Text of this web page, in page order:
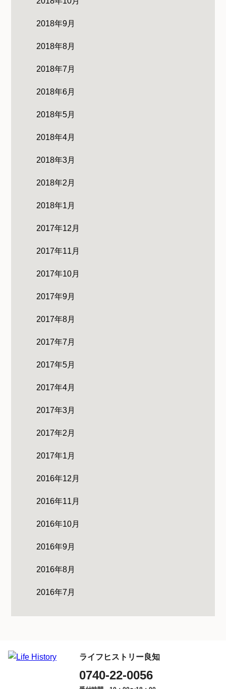
2018年9月
2018年8月
2018年7月
2018年6月
2018年5月
2018年4月
2018年3月
2018年2月
2018年1月
2017年12月
2017年11月
2017年10月
2017年9月
2017年8月
2017年7月
2017年5月
2017年4月
2017年3月
2017年2月
2017年1月
2016年12月
2016年11月
2016年10月
2016年9月
2016年8月
2016年7月
ライフヒストリー良知
0740-22-0056